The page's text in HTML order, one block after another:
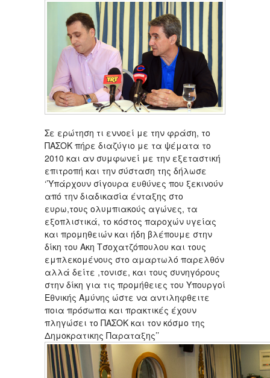
Σε ερώτηση τι εννοεί με την φράση, το
ΠΑΣΟΚ πήρε διαζύγιο με τα ψέματα το
2010 και αν συμφωνεί με την εξεταστική
επιτροπή και την σύσταση της δήλωσε
‘’Υπάρχουν σίγουρα ευθύνες που ξεκινούν
από την διαδικασία ένταξης στο
ευρω,τους ολυμπιακούς αγώνες, τα
εξοπλιστικά, το κόστος παροχών υγείας
και προμηθειών και ήδη βλέπουμε στην
δίκη του Ακη Τσοχατζόπουλου και τους
εμπλεκομένους στο αμαρτωλό παρελθόν
αλλά δείτε ,τονισε, και τους συνηγόρους
στην δίκη για τις προμήθειες του Υπουργοί
Εθνικής Αμύνης ώστε να αντιληφθειτε
ποια πρόσωπα και πρακτικές έχουν
πληγώσει το ΠΑΣΟΚ και τον κόσμο της
Δημοκρατικης Παραταξης’’